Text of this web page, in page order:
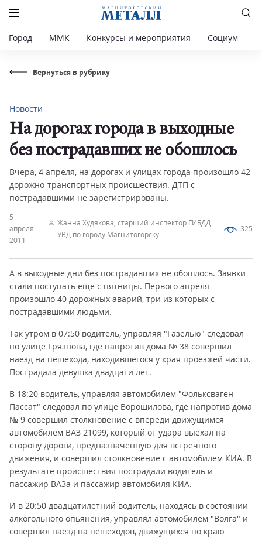
Город ММК Конкурсы и мероприятия Социум
Вернуться в рубрику
5
апреля
2011
Жанна Худякова, старший инспектор ГИБДД
УВД по городу Магнитогорску
325
Новости
На дорогах города в выходные
без пострадавших не обошлось
Вчера, 4 апреля, на дорогах и улицах города произошло 42
дорожно-транспортных происшествия. ДТП с
пострадавшими не зарегистрированы.
А в выходные дни без пострадавших не обошлось. Заявки
стали поступать еще с пятницы. Первого апреля
произошло 40 дорожных аварий, три из которых с
пострадавшими людьми.
Так утром в 07:50 водитель, управляя "Газелью" следовал
по улице Грязнова, где напротив дома № 38 совершил
наезд на пешехода, находившегося у края проезжей части.
Пострадала девушка двадцати лет.
В 18:20 водитель, управляя автомобилем "Фольксваген
Пассат" следовал по улице Ворошилова, где напротив дома
№ 9 совершил столкновение с впереди движущимся
автомобилем ВАЗ 21099, который от удара выехал на
сторону дороги, предназначенную для встречного
движения, и совершил столкновение с автомобилем КИА. В
результате происшествия пострадали водитель и
пассажир ВАЗа и пассажир автомобиля КИА.
И в 20:50 двадцатилетний водитель, находясь в состоянии
алкогольного опьянения, управлял автомобилем "Волга" и
совершил наезд на пешеходов, движущихся по краю